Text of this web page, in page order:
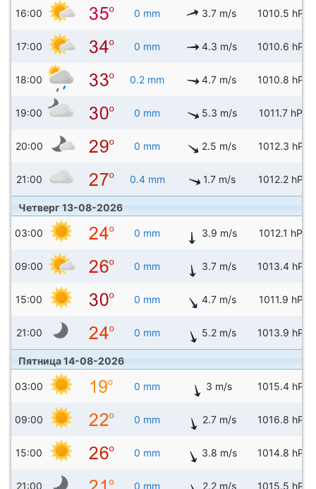
16:00 0 mm 3.7 m/s 1010.5 hPa
17:00 0 mm 4.3 m/s 1010.6 hPa
18:00 0.2 mm 4.7 m/s 1010.8 hPa
19:00 0 mm 5.3 m/s 1011.7 hPa
20:00 0 mm 2.5 m/s 1012.3 hPa
21:00 0.4 mm 1.7 m/s 1012.2 hPa
Четверг 13-08-2026
03:00 0 mm 3.9 m/s 1012.1 hPa
09:00 0 mm 3.7 m/s 1013.4 hPa
15:00 0 mm 4.7 m/s 1011.9 hPa
21:00 0 mm 5.2 m/s 1013.9 hPa
Пятница 14-08-2026
03:00 0 mm 3 m/s 1015.4 hPa
09:00 0 mm 2.7 m/s 1016.8 hPa
15:00 0 mm 3.8 m/s 1014.8 hPa
21:00 0 mm 2.2 m/s 1015.5 hPa